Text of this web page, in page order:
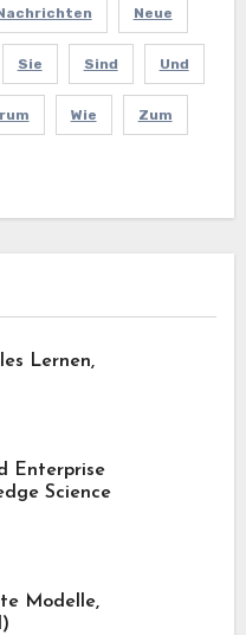
Neue
Sie Sind Und
Wie Zum
Lernen,
Enterprise
Science
Modelle,